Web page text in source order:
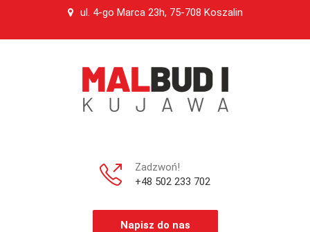
ul. 4-go Marca 23h, 75-708 Koszalin
Zadzwoń!
+48 502 233 702
Napisz do nas